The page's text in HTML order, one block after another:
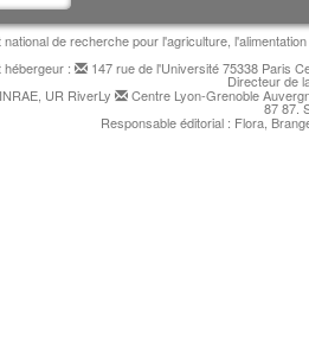
national de recherche pour l'agriculture,
hébergeur :
147 rue de l'Université 75338 Paris
Directeur de
UR RiverLy Centre Lyon-Grenoble
87 87.
Responsable éditorial : Flora,